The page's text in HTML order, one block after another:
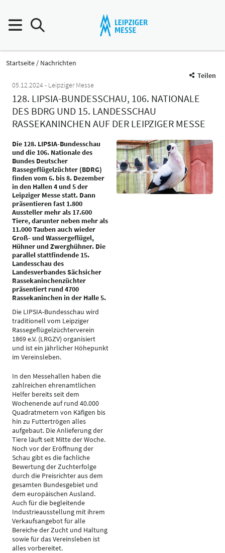
Startseite
Nachrichten
Teilen
05.12.2024
Leipziger Messe
128. LIPSIA-BUNDESSCHAU, 106. NATIONALE
DES BDRG UND 15. LANDESSCHAU
RASSEKANINCHEN AUF DER LEIPZIGER MESSE
Die 128. LIPSIA-Bundesschau
und die 106. Nationale des
Bundes Deutscher
Rassegeflügelzüchter (BDRG)
finden vom 6. bis 8. Dezember
in den Hallen 4 und 5 der
Leipziger Messe statt. Dann
präsentieren fast 1.800
Aussteller mehr als 17.600
Tiere, darunter neben mehr als
11.000 Tauben auch wieder
Groß- und Wassergeflügel,
Hühner und Zwerghühner. Die
parallel stattfindende 15.
Landesschau des
Landesverbandes Sächsicher
Rassekaninchenzüchter
präsentiert rund 4700
Rassekaninchen in der Halle 5.
Die LIPSIA-Bundesschau wird
traditionell vom Leipziger
Rassegeflügelzüchterverein
1869 e.V. (LRGZV) organisiert
und ist ein jährlicher Höhepunkt
im Vereinsleben.
In den Messehallen haben die
zahlreichen ehrenamtlichen
Helfer bereits seit dem
Wochenende auf rund 40.000
Quadratmetern von Käfigen bis
hin zu Futtertrögen alles
aufgebaut. Die Anlieferung der
Tiere läuft seit Mitte der Woche.
Noch vor der Eröffnung der
Schau gibt es die fachliche
Bewertung der Zuchterfolge
durch die Preisrichter aus dem
gesamten Bundesgebiet und
dem europäischen Ausland.
Auch für die begleitende
Industrieausstellung mit ihrem
Verkaufsangebot für alle
Bereiche der Zucht und Haltung
sowie für das Vereinsleben ist
alles vorbereitet.